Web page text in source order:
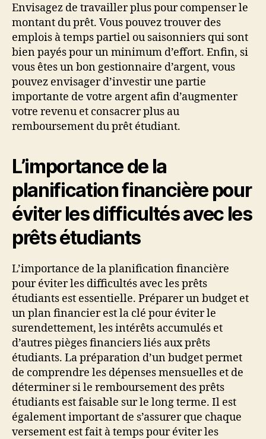
Envisagez de travailler plus pour compenser le
montant du prêt. Vous pouvez trouver des
emplois à temps partiel ou saisonniers qui sont
bien payés pour un minimum d’effort. Enfin, si
vous êtes un bon gestionnaire d’argent, vous
pouvez envisager d’investir une partie
importante de votre argent afin d’augmenter
votre revenu et consacrer plus au
remboursement du prêt étudiant.
L’importance de la
planification financière pour
éviter les difficultés avec les
prêts étudiants
L’importance de la planification financière
pour éviter les difficultés avec les prêts
étudiants est essentielle. Préparer un budget et
un plan financier est la clé pour éviter le
surendettement, les intérêts accumulés et
d’autres pièges financiers liés aux prêts
étudiants. La préparation d’un budget permet
de comprendre les dépenses mensuelles et de
déterminer si le remboursement des prêts
étudiants est faisable sur le long terme. Il est
également important de s’assurer que chaque
versement est fait à temps pour éviter les